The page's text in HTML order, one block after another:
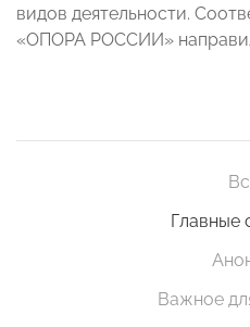
видов деятельности.
«ОПОРА РОССИИ»
Главные
Важное